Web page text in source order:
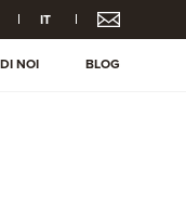
IT
NOI BLOG